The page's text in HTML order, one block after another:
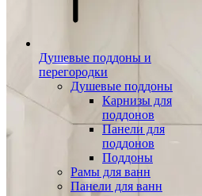
Душевые поддоны и
перегородки
Душевые поддоны
Карнизы для
поддонов
Панели для
поддонов
Поддоны
Рамы для ванн
Панели для ванн